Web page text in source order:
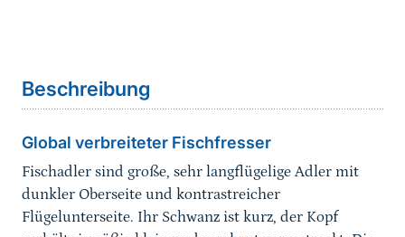
Beschreibung
Global verbreiteter Fischfresser
Fischadler sind große, sehr langflügelige Adler mit
dunkler Oberseite und kontrastreicher
Flügelunterseite. Ihr Schwanz ist kurz, der Kopf